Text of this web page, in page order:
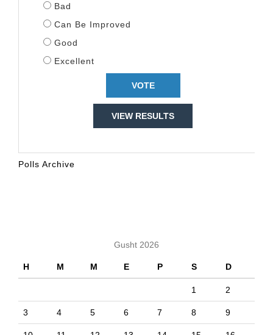
Bad
Can Be Improved
Good
Excellent
VIEW RESULTS
Polls Archive
Gusht 2026
H M M E P S D
1 2
3 4 5 6 7 8 9